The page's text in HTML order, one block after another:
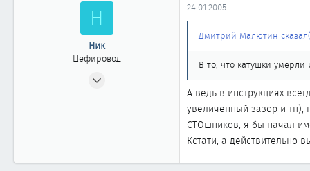
Н
Ник
Цефировод
24.01.2005
Дмитрий Малютин
В то, что катушки умерли
А ведь в инструкциях
увеличенный зазор и тп),
СТОшников, я бы начал
Кстати, а действительно